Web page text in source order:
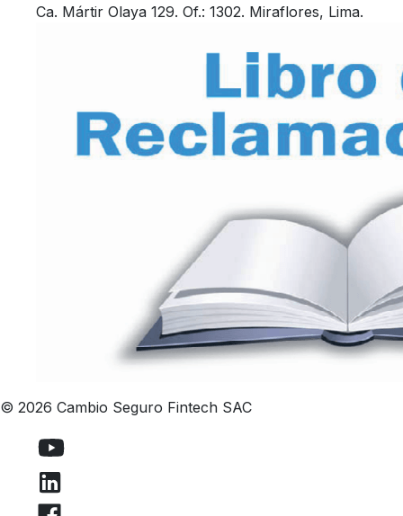
Ca. Mártir Olaya 129. Of.: 1302. Miraflores, Lima.
© 2026 Cambio Seguro Fintech SAC